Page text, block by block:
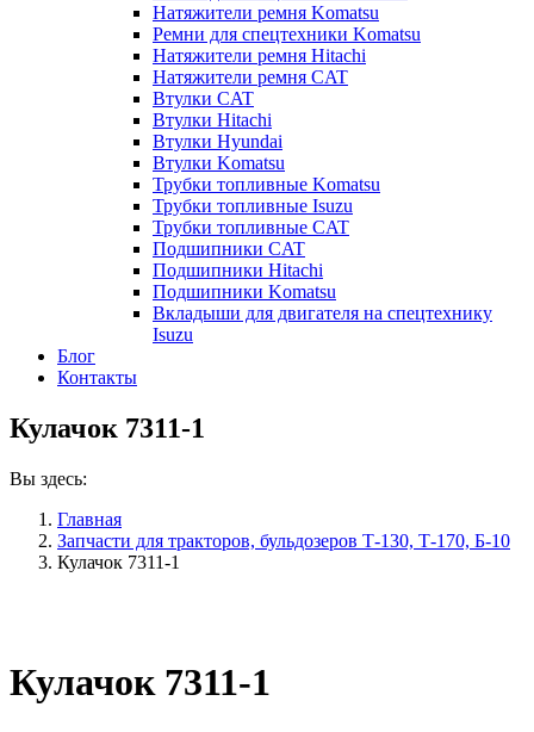
Натяжители ремня Komatsu
Ремни для спецтехники Komatsu
Натяжители ремня Hitachi
Натяжители ремня CAT
Втулки CAT
Втулки Hitachi
Втулки Hyundai
Втулки Komatsu
Трубки топливные Komatsu
Трубки топливные Isuzu
Трубки топливные CAT
Подшипники CAT
Подшипники Hitachi
Подшипники Komatsu
Вкладыши для двигателя на спецтехнику
Isuzu
Блог
Контакты
Кулачок 7311-1
Вы здесь:
Главная
Запчасти для тракторов, бульдозеров Т-130, Т-170, Б-10
Кулачок 7311-1
Кулачок 7311-1